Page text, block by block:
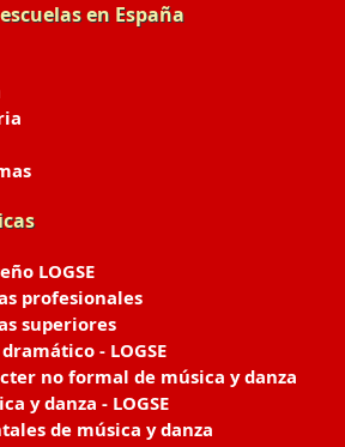
en España
LOGSE
profesionales
superiores
- LOGSE
no formal de música y danza
y danza - LOGSE
de música y danza